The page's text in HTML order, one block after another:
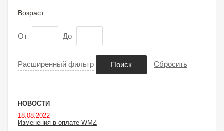
Возраст:
От До
Расширенный фильтр Поиск Сбросить
НОВОСТИ
18.08.2022
Изменения в оплате WMZ